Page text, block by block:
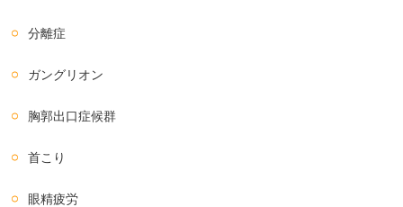
分離症
ガングリオン
胸郭出口症候群
首こり
眼精疲労